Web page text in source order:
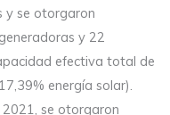
y se otorgaron
y 22
efectiva total de
energía solar).
se otorgaron